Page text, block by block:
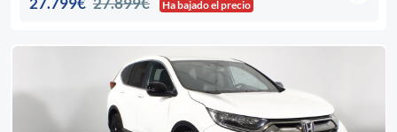
Ha bajado el precio